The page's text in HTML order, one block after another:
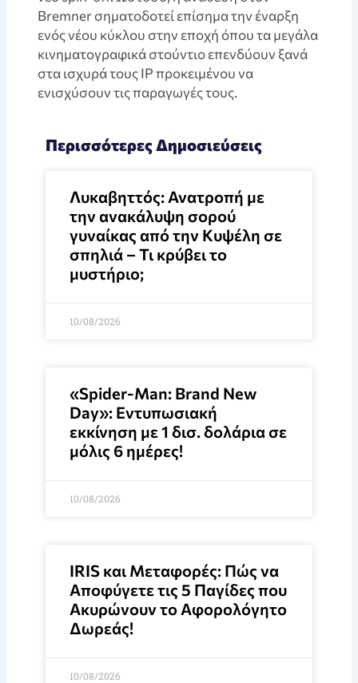
Bremner σηματοδοτεί επίσημα την έναρξη
ενός νέου κύκλου στην εποχή όπου τα μεγάλα
κινηματογραφικά στούντιο επενδύουν ξανά
στα ισχυρά τους IP προκειμένου να
ενισχύσουν τις παραγωγές τους.
Περισσότερες Δημοσιεύσεις
Λυκαβηττός: Ανατροπή με
την ανακάλυψη σορού
γυναίκας από την Κυψέλη σε
σπηλιά – Τι κρύβει το
μυστήριο;
10/08/2026
«Spider-Man: Brand New
Day»: Εντυπωσιακή
εκκίνηση με 1 δισ. δολάρια σε
μόλις 6 ημέρες!
10/08/2026
IRIS και Μεταφορές: Πώς να
Αποφύγετε τις 5 Παγίδες που
Ακυρώνουν το Αφορολόγητο
Δωρεάς!
10/08/2026